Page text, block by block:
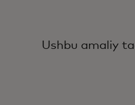
Ushbu amaliy